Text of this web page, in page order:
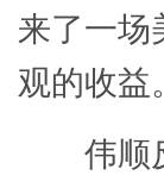
来了一场
观的收益
伟顺反